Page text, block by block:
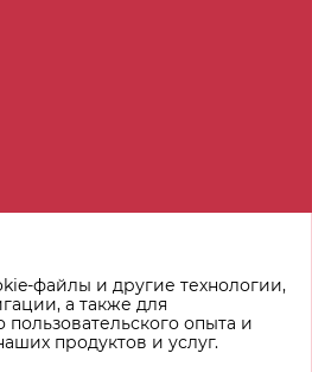
файлы и другие технологии,
а также для
опыта и
продуктов и услуг.